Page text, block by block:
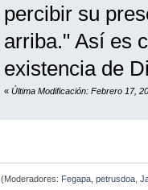
percibir su
arriba." Así es
existencia de
« Última Modificación: Febrero 17,
(Moderadores: Fegapa, petrusdoa,